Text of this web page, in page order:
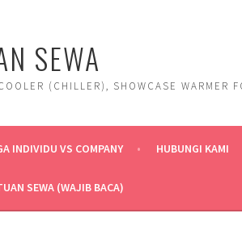
SEWA
(CHILLER), SHOWCASE WARMER
INDIVIDU VS COMPANY HUBUNGI KAMI
SEWA (WAJIB BACA)